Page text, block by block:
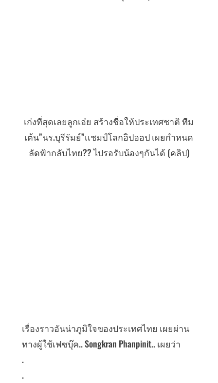
เก่งที่สุดเลยลูกเอ๋ย สร้างชื่อให้ประเทศชาติ ทีม
เต้น”นร.บุรีรัมย์”เเชมป์โลกฮิปฮอป เผยกำหนด
ลัดฟ้ากลับไทย?? ไปรอรับน้องๆกันได้ (คลิป)
เรื่องราวอันน่าภูมิใจของประเทศไทย เผยผ่าน
ทางผู้ใช้เฟซบุ๊ค.. Songkran Phanpinit.. เผยว่า
.
.